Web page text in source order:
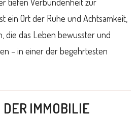
ein Ort der Ruhe und Achtsamkeit,
die das Leben bewusster und
– in einer der begehrtesten
IMMOBILIE